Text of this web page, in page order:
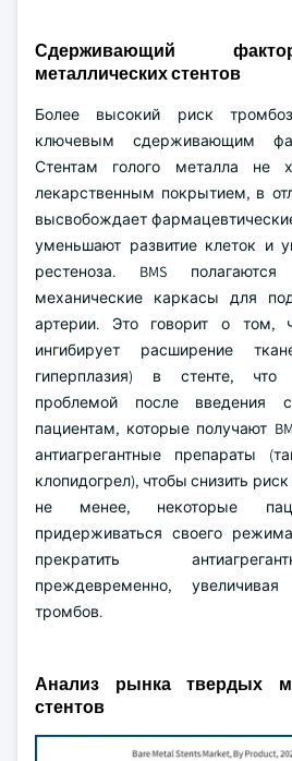
Сдерживающий
металлических стентов
Более высокий риск
ключевым сдерживающим
Стентам голого металла не
лекарственным покрытием, в
высвобождает
уменьшают развитие клеток и
рестеноза. BMS
механические каркасы для
артерии. Это говорит о том,
ингибирует расширение
гиперплазия) в стенте, что
проблемой после введения
пациентам, которые получают
антиагрегантные препараты
клопидогрел), чтобы снизить
не менее, некоторые
придерживаться своего
прекратить
преждевременно,
тромбов.
Анализ рынка твердых
стентов